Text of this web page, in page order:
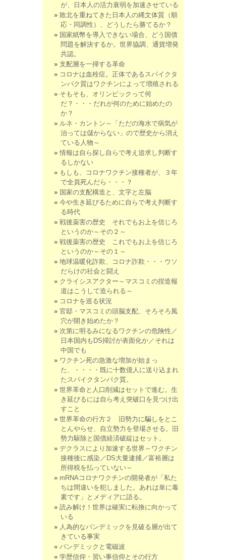
が、日本人の活力衰弱を加速させている
敗北を重ねてきた日本人の縄文体質（順
応・同調性）、どうしたら勝てるか？
国家紙幣を導入できない場合、どう国債
問題を解決するか。世界協調、通貨増発
共認。
支配層を一掃する革命
コロナは血栓症。正体であるスパイクタ
ンパク質はワクチンによって増殖される
そもそも、オリンピックって何
だ？・・・だれが何のために始めたの
か？
ルネ・カントン～「ただの海水で病気が
治っては儲からない」ので歴史から消え
ている人物～
情報は自ら探し自らで考え追求し判断す
るしかない
もしも、コロナワクチン接種者が、３年
で全員死んだら・・・？
国家の支配構造と、文字と左脳
今や生き延びるために自らで考え判断す
る時代
戦後薬害の歴史 それでもお上を信じろ
というのか～その２～
戦後薬害の歴史 これでもお上を信じろ
というのか～その１～
地球温暖化詐欺、コロナ詐欺・・・ウソ
だらけの社会と闘え
クライシスアクター～マスコミの捏造報
道はこうして造られる～
コロナを巡る状況
官邸・マスコミの頭脳支配、そろそろ風
穴が開き始めたか？
次第に明るみになるワクチンの危険性／
日本国内もDS掃討が表面化か／それは
中国でも
ワクチン死の急激な増加が始まっ
た、・・・・既に十数億人に送り込まれ
たスパイクタンパク質。
世界革命と人口削減はセットで進む。生
き延びるには自ら考え突破口を見つけ出
すこと
世界革命の行方２ 旧勢力に騙しをとこ
とんやらせ、自立勢力を登場させる。旧
勢力駆除と国債経済破綻はセット。
デクラスにより加速する世界～ワクチン
接種後に感染／DS大量逮捕／富裕層は
所得税を払っていない～
mRNAコロナワクチンの開発者が「私た
ちは間違いを犯しました。あれは単に毒
素です」とメディアに語る。
読み解け！世界は確実に転換に向かって
いる
人為的なパンデミックを見破る層が出て
きている事実
パンデミックと電磁波
学歴信仰・習い事信仰とその行方